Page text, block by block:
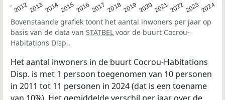
201220132014201520162017 20182019 20202021202220232024
Bovenstaande grafiek toont het aantal inwoners per jaar op
basis van de data van STATBEL voor de buurt Cocrou-
Habitations Disp..
Het aantal inwoners in de buurt Cocrou-Habitations
Disp. is met 1 persoon toegenomen van 10 personen
in 2011 tot 11 personen in 2024 (dat is een toename
van 10%). Het gemiddelde verschil per jaar over de